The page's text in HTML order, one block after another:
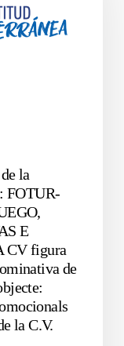
la
FOTUR-
E
CV figura
de
la C.V.